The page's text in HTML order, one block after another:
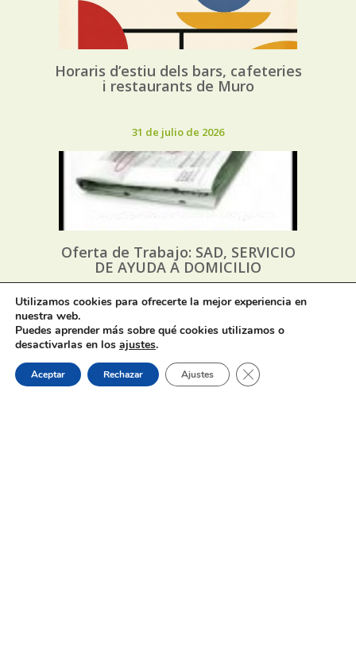
Horaris d’estiu dels bars, cafeteries
i restaurants de Muro
31 de julio de 2026
Oferta de Trabajo: SAD, SERVICIO
DE AYUDA A DOMICILIO
Utilizamos cookies para ofrecerte la mejor experiencia en
nuestra web.
Puedes aprender más sobre qué cookies utilizamos o
desactivarlas en los ajustes.
Aceptar Rechazar Ajustes Cerrar el banner de